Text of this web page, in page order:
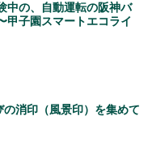
中の、自動運転の阪神バ
甲子園スマートエコライ
消印（風景印）を集めて